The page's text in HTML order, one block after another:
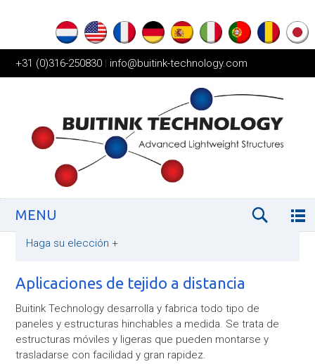
+31 (0)316-250830 | info@buitink-technology.com
MENU
Haga su elección +
Aplicaciones de tejido a distancia
Buitink Technology desarrolla y fabrica todo tipo de
paneles y estructuras hinchables a medida. Se trata de
estructuras móviles y ligeras que pueden montarse y
trasladarse con facilidad y gran rapidez.